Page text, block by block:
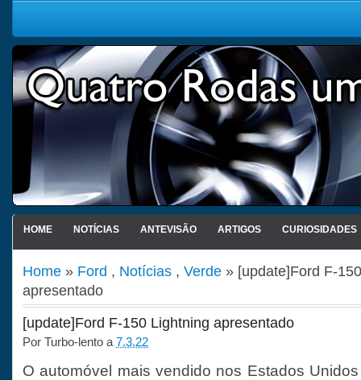
HOME NOTÍCIAS ANTEVISÃO ARTIGOS CURIOSIDADES
Home » Ford , Notícias , Verde » [update]Ford F-
apresentado
[update]Ford F-150 Lightning apresentado
Por Turbo-lento a 7.3.22
O automóvel mais vendido nos Estados